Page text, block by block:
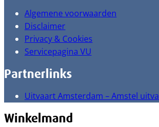
Algemene voorwaarden
Disclaimer
Privacy & Cookies
Servicepagina VU
Partnerlinks
Uitvaart Amsterdam – Amstel
Winkelmand